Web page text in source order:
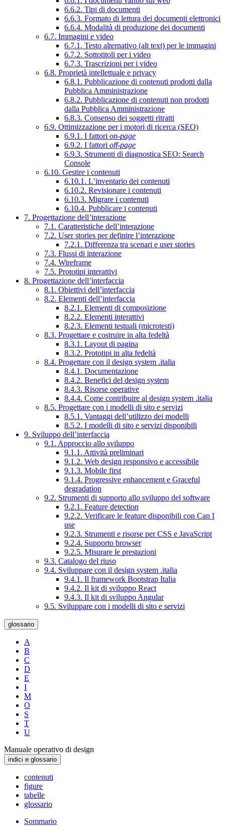
6.6.2. Tipi di documenti
6.6.3. Formato di lettura dei documenti elettronici
6.6.4. Modalità di produzione dei documenti
6.7. Immagini e video
6.7.1. Testo alternativo (alt text) per le immagini
6.7.2. Sottotitoli per i video
6.7.3. Trascrizioni per i video
6.8. Proprietà intellettuale e privacy
6.8.1. Pubblicazione di contenuti prodotti dalla
Pubblica Amministrazione
6.8.2. Pubblicazione di contenuti non prodotti
dalla Pubblica Amministrazione
6.8.3. Consenso dei soggetti ritratti
6.9. Ottimizzazione per i motori di ricerca (SEO)
6.9.1. I fattori on-page
6.9.2. I fattori off-page
6.9.3. Strumenti di diagnostica SEO: Search
Console
6.10. Gestire i contenuti
6.10.1. L’inventario dei contenuti
6.10.2. Revisionare i contenuti
6.10.3. Migrare i contenuti
6.10.4. Pubblicare i contenuti
7. Progettazione dell’interazione
7.1. Caratteristiche dell’interazione
7.2. User stories per definire l’interazione
7.2.1. Differenza tra scenari e user stories
7.3. Flussi di interazione
7.4. Wireframe
7.5. Prototipi interattivi
8. Progettazione dell’interfaccia
8.1. Obiettivi dell’interfaccia
8.2. Elementi dell’interfaccia
8.2.1. Elementi di composizione
8.2.2. Elementi interattivi
8.2.3. Elementi testuali (microtesti)
8.3. Progettare e costruire in alta fedeltà
8.3.1. Layout di pagina
8.3.2. Prototipi in alta fedeltà
8.4. Progettare con il design system .italia
8.4.1. Documentazione
8.4.2. Benefici del design system
8.4.3. Risorse operative
8.4.4. Come contribuire al design system .italia
8.5. Progettare con i modelli di sito e servizi
8.5.1. Vantaggi dell’utilizzo dei modelli
8.5.2. I modelli di sito e servizi disponibili
9. Sviluppo dell’interfaccia
9.1. Approccio allo sviluppo
9.1.1. Attività preliminari
9.1.2. Web design responsivo e accessibile
9.1.3. Mobile first
9.1.4. Progressive enhancement e Graceful
degradation
9.2. Strumenti di supporto allo sviluppo del software
9.2.1. Feature detection
9.2.2. Verificare le feature disponibili con Can I
use
9.2.3. Strumenti e risorse per CSS e JavaScript
9.2.4. Supporto browser
9.2.5. Misurare le prestazioni
9.3. Catalogo del riuso
9.4. Sviluppare con il design system .italia
9.4.1. Il framework Bootstrap Italia
9.4.2. Il kit di sviluppo React
9.4.3. Il kit di sviluppo Angular
9.5. Sviluppare con i modelli di sito e servizi
glossario
A
B
C
D
E
I
M
O
S
T
U
Manuale operativo di design
indici e glossario
contenuti
figure
tabelle
glossario
Sommario